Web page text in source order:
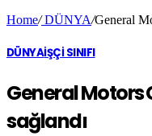
Home/DÜNYA/General
DÜNYAİŞÇİ SINIFI
General Motors
sağlandı